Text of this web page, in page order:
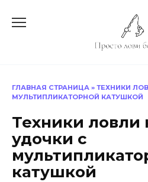
ГЛАВНАЯ СТРАНИЦА » ТЕХНИКИ
МУЛЬТИПЛИКАТОРНОЙ КАТУШКОЙ
Техники ловли
удочки с
катушкой